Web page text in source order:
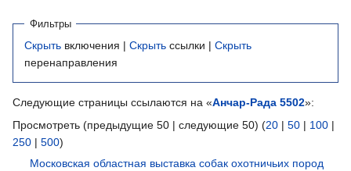
Фильтры
Скрыть включения | Скрыть ссылки | Скрыть
перенаправления
Следующие страницы ссылаются на «Анчар-Рада 5502»:
Просмотреть (предыдущие 50 | следующие 50) (20 | 50 | 100 |
250 | 500)
Московская областная выставка собак охотничьих пород